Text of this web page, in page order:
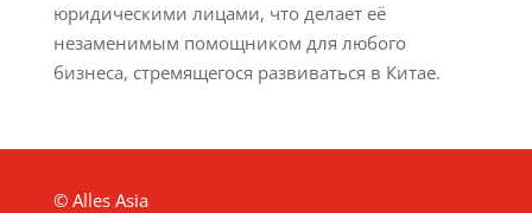
юридическими лицами, что делает её
незаменимым помощником для любого
бизнеса, стремящегося развиваться в Китае.
© Alles Asia